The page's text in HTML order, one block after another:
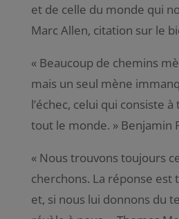
et de celle du monde qui
Marc Allen, citation sur le
« Beaucoup de chemins
mais un seul mène
l’échec, celui qui consiste
tout le monde. » Benjamin
« Nous trouvons toujours
cherchons. La réponse
et, si nous lui donnons du